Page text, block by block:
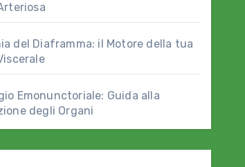
del Diaframma: il Motore della tua
Emonunctoriale: Guida alla
degli Organi